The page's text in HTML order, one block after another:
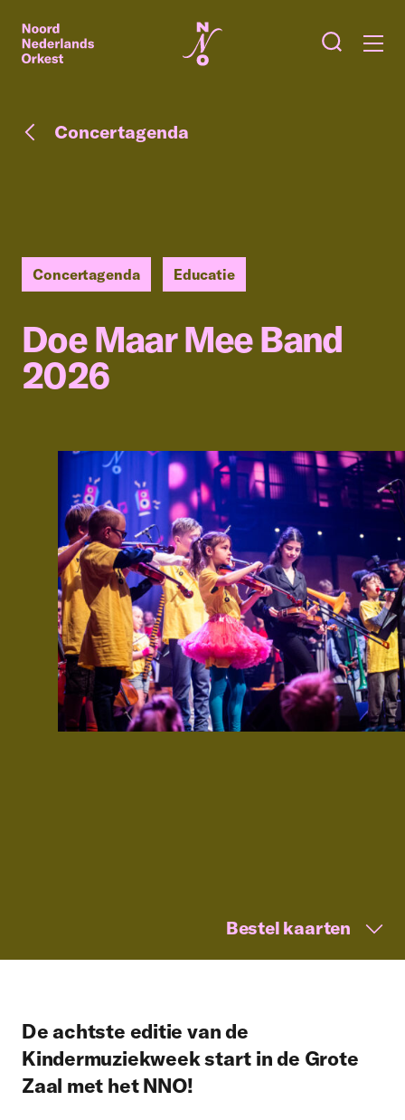
Concertagenda
Concertagenda Educatie
Doe Maar Mee Band
2026
Bestel kaarten
De achtste editie van de
Kindermuziekweek start in de Grote
Zaal met het NNO!